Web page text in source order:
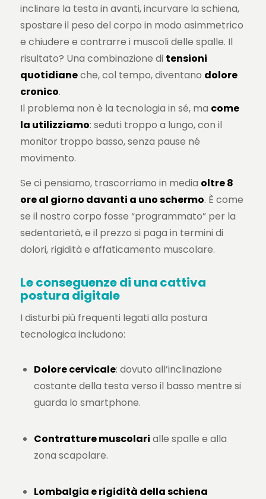
inclinare la testa in avanti, incurvare la schiena,
spostare il peso del corpo in modo asimmetrico
e chiudere e contrarre i muscoli delle spalle. Il
risultato? Una combinazione di tensioni
quotidianeche, col tempo, diventano dolore
cronico.
Il problema non è la tecnologia in sé, ma come
la utilizziamo: seduti troppo a lungo, con il
monitor troppo basso, senza pause né
movimento.
Se ci pensiamo, trascorriamo in media oltre 8
ore al giorno davanti a uno schermo. È come
se il nostro corpo fosse “programmato” per la
sedentarietà, e il prezzo si paga in termini di
dolori, rigidità e affaticamento muscolare.
Le conseguenze di una cattiva
postura digitale
I disturbi più frequenti legati alla postura
tecnologica includono:
Dolore cervicale: dovuto all’inclinazione
costante della testa verso il basso mentre si
guarda lo smartphone.
Contratture muscolari alle spalle e alla
zona scapolare.
Lombalgia e rigidità della schiena